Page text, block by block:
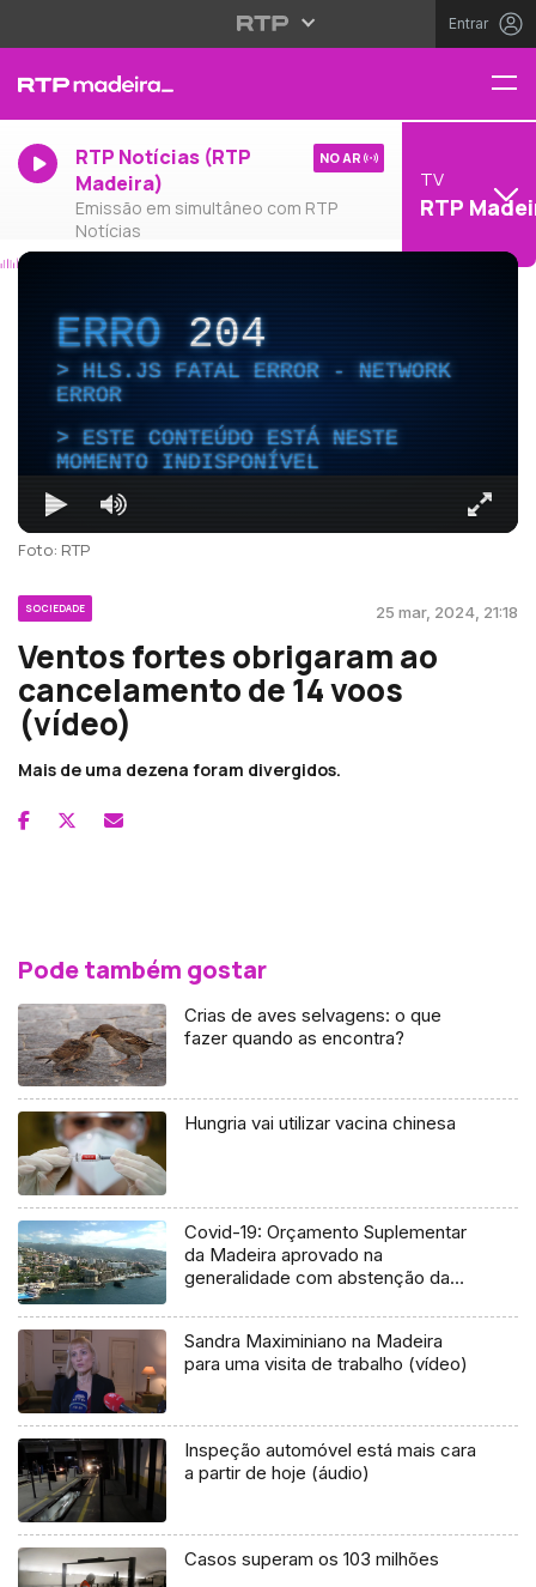
Entrar
RTP Notícias (RTP
Madeira)
Emissão em simultâneo com RTP
Notícias
NO AR
TV
RTP
ERRO204
HLS.JS FATAL ERROR - NETWORK
ERROR
ESTE CONTEÚDO ESTÁ NESTE
MOMENTO INDISPONÍVEL
Foto: RTP
SOCIEDADE 25 mar, 2024, 21:18
Ventos fortes obrigaram ao
cancelamento de 14 voos
(vídeo)
Mais de uma dezena foram divergidos.
Pode também gostar
Crias de aves selvagens: o que
fazer quando as encontra?
Hungria vai utilizar vacina chinesa
Covid-19: Orçamento Suplementar
da Madeira aprovado na
generalidade com abstenção da
Sandra Maximiniano na Madeira
para uma visita de trabalho (vídeo)
Inspeção automóvel está mais cara
a partir de hoje (áudio)
Casos superam os 103 milhões